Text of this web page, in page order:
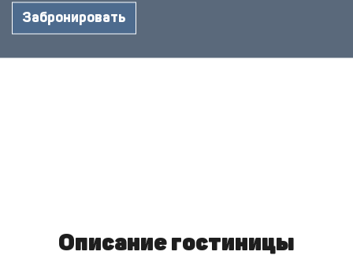
Забронировать
Описание гостиницы